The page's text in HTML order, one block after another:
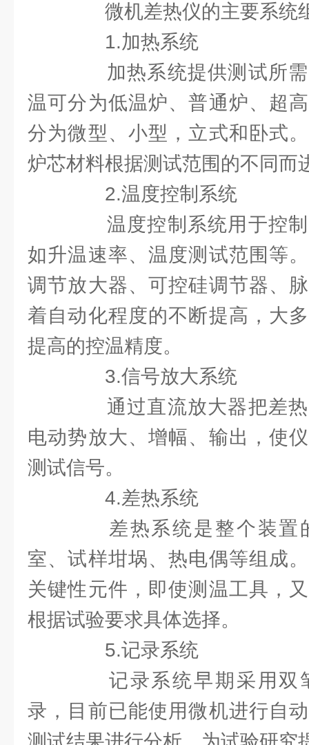
微机差热仪的主要系统
1.加热系统
加热系统提供测试所需
温可分为低温炉、普通炉、超
分为微型、小型，立式和卧式
炉芯材料根据测试范围的不同而
2.温度控制系统
温度控制系统用于控制
如升温速率、温度测试范围等
调节放大器、可控硅调节器、
着自动化程度的不断提高，大
提高的控温精度。
3.信号放大系统
通过直流放大器把差热
电动势放大、增幅、输出，使
测试信号。
4.差热系统
差热系统是整个装置
室、试样坩埚、热电偶等组成
关键性元件，即使测温工具，
根据试验要求具体选择。
5.记录系统
记录系统早期采用双
录，目前已能使用微机进行自